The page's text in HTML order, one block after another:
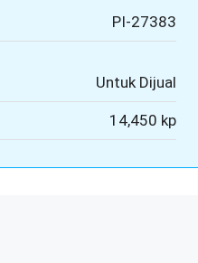
PI-27383
Untuk Dijual
14,450 kp